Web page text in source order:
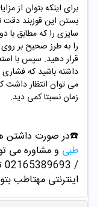
برای اینکه بتوان از
بستن این قوزبند دقت
سایزی را که مطابق با
را به طرز صحیح بر
قرار دهید. سپس با
داشته باشید که
می توان انتظار داشت
زمان نسبتا کمی دید.
☎️در صورت داشتن
طبی
/ 02165389693
اینترنتی مهتاطب